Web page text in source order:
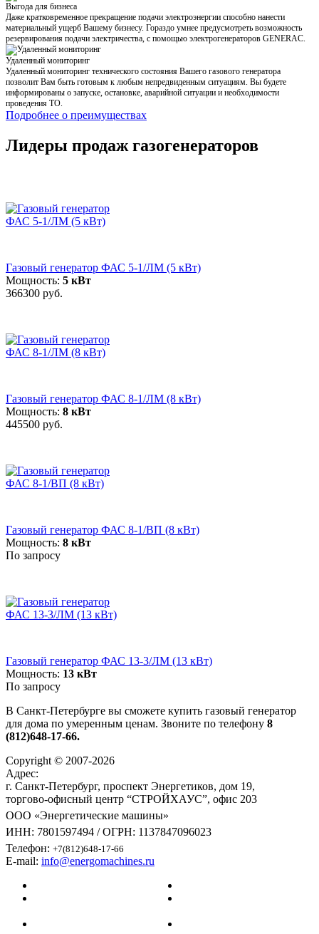
Выгода для бизнеса
Даже кратковременное прекращение подачи электроэнергии способно нанести
материальный ущерб Вашему бизнесу. Гораздо умнее предусмотреть возможность
резервирования подачи электричества, с помощью электрогенераторов GENERAC.
Удаленный мониторинг
Удаленный мониторинг технического состояния Вашего газового генератора
позволит Вам быть готовым к любым непредвиденным ситуациям. Вы будете
информированы о запуске, остановке, аварийной ситуации и необходимости
проведения ТО.
Подробнее о преимуществах
Лидеры продаж газогенераторов
Газовый генератор ФАС 5-1/ЛМ (5 кВт)
Мощность: 5 кВт
366300 руб.
Газовый генератор ФАС 8-1/ЛМ (8 кВт)
Мощность: 8 кВт
445500 руб.
Газовый генератор ФАС 8-1/ВП (8 кВт)
Мощность: 8 кВт
По запросу
Газовый генератор ФАС 13-3/ЛМ (13 кВт)
Мощность: 13 кВт
По запросу
В Санкт-Петербурге вы сможете купить газовый генератор
для дома по умеренным ценам. Звоните по телефону 8
(812)648-17-66.
Copyright © 2007-2026
Адрес:
г. Санкт-Петербург, проспект Энергетиков, дом 19,
торгово-офисный центр “СТРОЙХАУС”, офис 203
ООО «Энергетические машины»
ИНН: 7801597494 / ОГРН: 1137847096023
Телефон: +7(812)648-17-66
E-mail: info@energomachines.ru